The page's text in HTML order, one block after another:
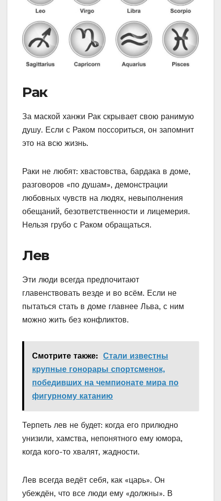
Рак
За маской ханжи Рак скрывает свою ранимую
душу. Если с Раком поссориться, он запомнит
это на всю жизнь.
Раки не любят: хвастовства, бардака в доме,
разговоров «по душам», демонстрации
любовных чувств на людях, невыполнения
обещаний, безответственности и лицемерия.
Нельзя грубо с Раком обращаться.
Лев
Эти люди всегда предпочитают
главенствовать везде и во всём. Если не
пытаться стать в доме главнее Льва, с ним
можно жить без конфликтов.
Смотрите также: Стали известны
крупные гонорары спортсменок,
победивших на чемпионате мира по
фигурному катанию
Терпеть лев не будет: когда его прилюдно
унизили, хамства, непонятного ему юмора,
когда кого-то хвалят, жадности.
Лев всегда ведёт себя, как «царь». Он
убеждён, что все люди ему «должны». В